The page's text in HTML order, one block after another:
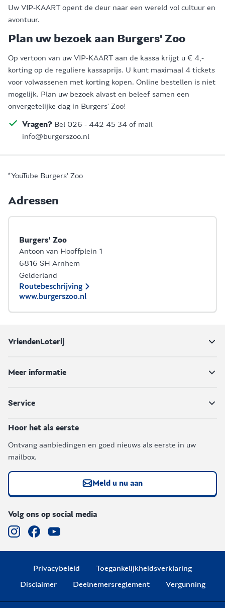
Uw VIP-KAART opent de deur naar een wereld vol cultuur en
avontuur.
Plan uw bezoek aan Burgers' Zoo
Op vertoon van uw VIP-KAART aan de kassa krijgt u € 4,-
korting op de reguliere kassaprijs. U kunt maximaal 4 tickets
voor volwassenen met korting kopen. Online bestellen is niet
mogelijk. Plan uw bezoek alvast en beleef samen een
onvergetelijke dag in Burgers' Zoo!
Vragen? Bel 026 - 442 45 34 of mail
info@burgerszoo.nl
*YouTube Burgers' Zoo
Adressen
Burgers' Zoo
Antoon van Hooffplein 1
6816 SH Arnhem
Gelderland
Routebeschrijving
www.burgerszoo.nl
VriendenLoterij
Meer informatie
Service
Hoor het als eerste
Ontvang aanbiedingen en goed nieuws als eerste in uw
mailbox.
Meld u nu aan
Volg ons op social media
Privacybeleid
Toegankelijkheidsverklaring
Disclaimer
Deelnemersreglement Vergunning